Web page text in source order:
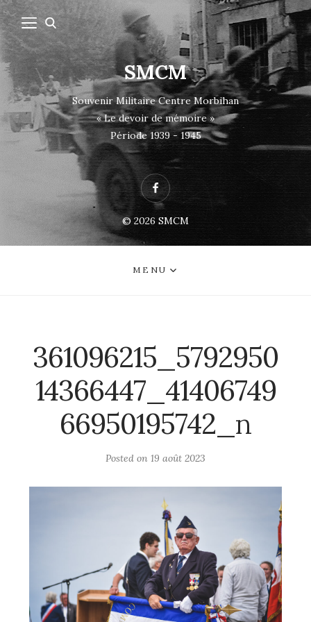
SMCM
Souvenir Militaire Centre Morbihan
« Le devoir de mémoire »
Période 1939 - 1945
Facebook
© 2026 SMCM
MENU
361096215_5792950
14366447_41406749
66950195742_n
Posted on 19 août 2023